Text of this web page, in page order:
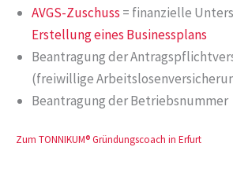
AVGS-Zuschuss = finanzielle
Erstellung eines Businessplans
Beantragung der
(freiwillige
Beantragung der Betriebsnummer
Zum TONNIKUM® Gründungscoach in Erfurt